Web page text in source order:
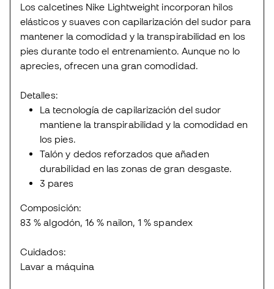
Los calcetines Nike Lightweight incorporan hilos
elásticos y suaves con capilarización del sudor para
mantener la comodidad y la transpirabilidad en los
pies durante todo el entrenamiento. Aunque no lo
aprecies, ofrecen una gran comodidad.
Detalles:
La tecnología de capilarización del sudor
mantiene la transpirabilidad y la comodidad en
los pies.
Talón y dedos reforzados que añaden
durabilidad en las zonas de gran desgaste.
3 pares
Composición:
83 % algodón, 16 % nailon, 1 % spandex
Cuidados:
Lavar a máquina